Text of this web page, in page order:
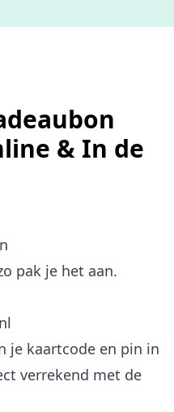
& In de
pak je het aan.
je kaartcode en pin in
verrekend met de